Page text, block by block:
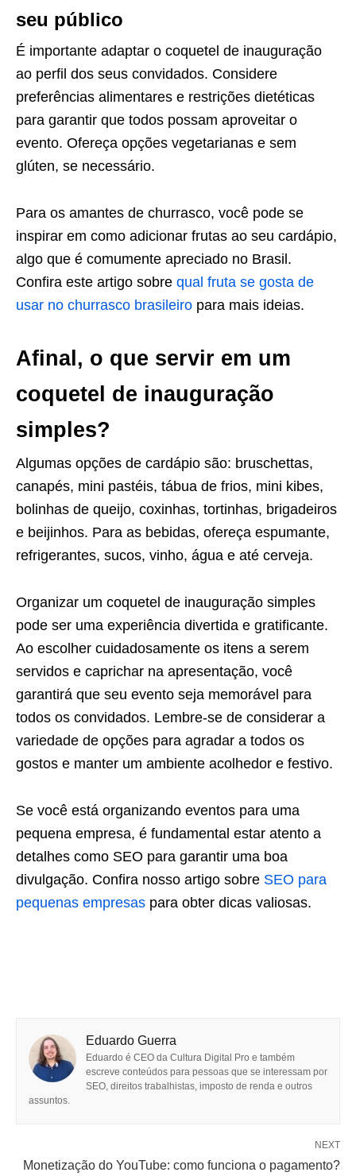
seu público
É importante adaptar o coquetel de inauguração
ao perfil dos seus convidados. Considere
preferências alimentares e restrições dietéticas
para garantir que todos possam aproveitar o
evento. Ofereça opções vegetarianas e sem
glúten, se necessário.
Para os amantes de churrasco, você pode se
inspirar em como adicionar frutas ao seu cardápio,
algo que é comumente apreciado no Brasil.
Confira este artigo sobre qual fruta se gosta de
usar no churrasco brasileiro para mais ideias.
Afinal, o que servir em um
coquetel de inauguração
simples?
Algumas opções de cardápio são: bruschettas,
canapés, mini pastéis, tábua de frios, mini kibes,
bolinhas de queijo, coxinhas, tortinhas, brigadeiros
e beijinhos. Para as bebidas, ofereça espumante,
refrigerantes, sucos, vinho, água e até cerveja.
Organizar um coquetel de inauguração simples
pode ser uma experiência divertida e gratificante.
Ao escolher cuidadosamente os itens a serem
servidos e caprichar na apresentação, você
garantirá que seu evento seja memorável para
todos os convidados. Lembre-se de considerar a
variedade de opções para agradar a todos os
gostos e manter um ambiente acolhedor e festivo.
Se você está organizando eventos para uma
pequena empresa, é fundamental estar atento a
detalhes como SEO para garantir uma boa
divulgação. Confira nosso artigo sobre SEO para
pequenas empresas para obter dicas valiosas.
Eduardo Guerra
Eduardo é CEO da Cultura Digital Pro e também
escreve conteúdos para pessoas que se interessam por
SEO, direitos trabalhistas, imposto de renda e outros
assuntos.
NEXT
Monetização do YouTube: como funciona o pagamento?